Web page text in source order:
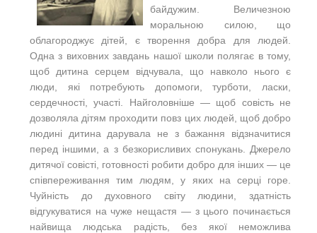
байдужим. Величезною
моральною силою, що
облагороджує дітей, є творення добра для людей.
Одна з виховних завдань нашої школи полягає в тому,
щоб дитина серцем відчувала, що навколо нього є
люди, які потребують допомоги, турботи, ласки,
сердечності, участі. Найголовніше — щоб совість не
дозволяла дітям проходити повз цих людей, щоб добро
людині дитина дарувала не з бажання відзначитися
перед іншими, а з безкорисливих спонукань. Джерело
дитячої совісті, готовності робити добро для інших — це
співпереживання тим людям, у яких на серці горе.
Чуйність до духовного світу людини, здатність
відгукуватися на чуже нещастя — з цього починається
найвища людська радість, без якої неможлива